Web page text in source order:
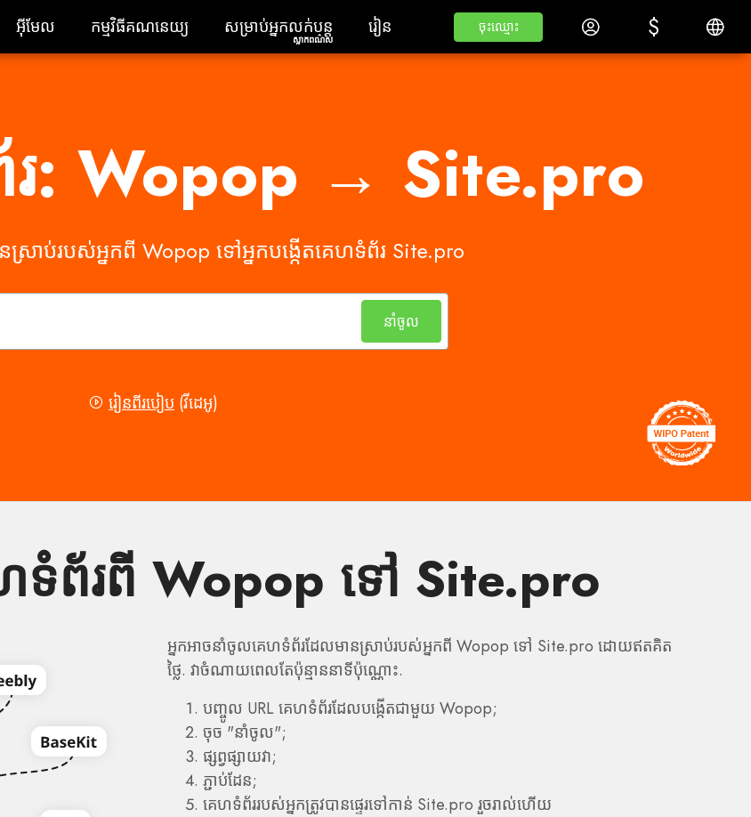
អ៊ីមែល
អ៊ីមែល កម្មវិធី​គណនេយ្យ
កម្មវិធី​គណនេយ្យ សម្រាប់អ្នកលក់បន្តស្លាកពណ៌ស
សម្រាប់អ្នកលក់បន្ត
ស្លាកពណ៌ស
រៀន
រៀន ចុះឈ្មោះ
ចុះឈ្មោះ ចូលគណនី $
$ ភាសាខ្មែរ
: Wopop → Site.pro
ស្រាប់របស់អ្នកពី Wopop ទៅអ្នកបង្កើតគេហទំព័រ Site.pro
នាំចូល
រៀនពីរបៀប (វីដេអូ)
ទំព័រពី Wopop ទៅ Site.pro
អ្នកអាចនាំចូលគេហទំព័រដែលមានស្រាប់របស់អ្នកពី Wopop ទៅ Site.pro ដោយឥតគិត
ថ្លៃ. វាចំណាយពេលតែប៉ុន្មាននាទីប៉ុណ្ណោះ.
បញ្ចូល URL គេហទំព័រដែលបង្កើតជាមួយ Wopop;
ចុច "នាំចូល";
ផ្សព្វផ្សាយវា;
ភ្ជាប់ដែន;
គេហទំព័ររបស់អ្នកត្រូវបានផ្ទេរទៅកាន់ Site.pro រួចរាល់ហើយ